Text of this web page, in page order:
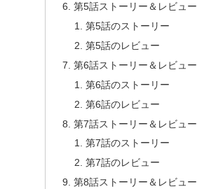
第5話ストーリー＆レビュー
第5話のストーリー
第5話のレビュー
第6話ストーリー＆レビュー
第6話のストーリー
第6話のレビュー
第7話ストーリー＆レビュー
第7話のストーリー
第7話のレビュー
第8話ストーリー＆レビュー